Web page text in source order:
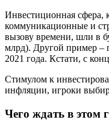
Инвестиционная сфера,
коммуникационные и
вызову времени, шли в
млрд). Другой пример –
2021 года. Кстати, с
Стимулом к
инфляции, игроки
Чего ждать в этом